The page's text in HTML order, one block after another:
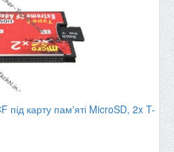
під карту пам'яті MicroSD, 2x T-